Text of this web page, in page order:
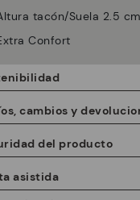
asistida
del producto
seguridad de nuestros
tacón/Suela 2.5 cm
Confort
cambios y
Entrega gratuita a
Con la compra de este
responsable de la piel a
ISO 14006 Ecodiseño:
del producto, con el fin